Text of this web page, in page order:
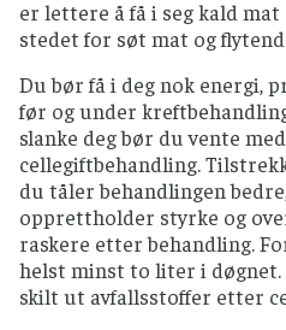
Mat som skal stekes,
serveres rykende
Kjøtt- og fiskepålegg
som mulig i
pakker oppbevares
Ikke la maten stå ute
2 timer.
Pasta, ris, bulgur og
så raskt som mulig,
oppbevares i
er lettere å få i seg kald
stedet for søt mat og
Du bør få i deg nok energi,
før og under
slanke deg bør du vente
cellegiftbehandling.
du tåler behandlingen
opprettholder styrke og
raskere etter behandling.
helst minst to liter i
skilt ut avfallsstoffer etter